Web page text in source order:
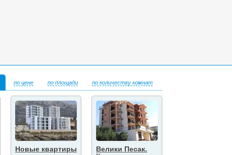
по цене по площади по количеству комнат
Новые квартиры
Велики Песак.